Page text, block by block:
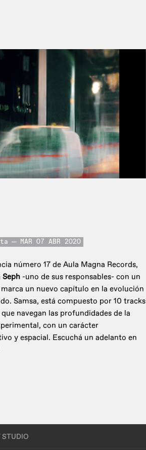
MAR 07 ABR 2020
número 17 de Aula Magna Records,
Seph -uno de sus responsables- con un
un nuevo capítulo en la evolución
Samsa, está compuesto por 10 tracks
navegan las profundidades de la
con un carácter
y espacial. Escuchá un adelanto en
STUDIO